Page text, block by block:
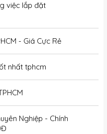
việc lắp đặt
- Giá Cực Rẻ
nhất tphcm
Nghiệp - Chính